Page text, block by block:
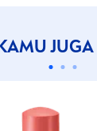
JUGA